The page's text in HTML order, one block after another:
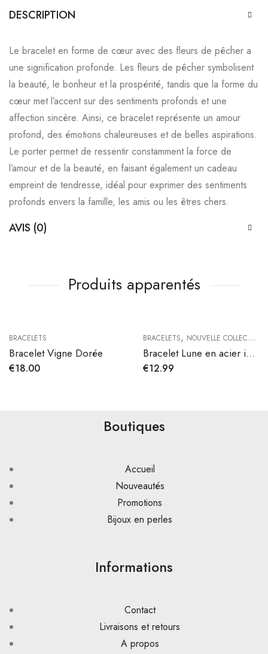
DESCRIPTION
Le bracelet en forme de cœur avec des fleurs de pêcher a
une signification profonde. Les fleurs de pêcher symbolisent
la beauté, le bonheur et la prospérité, tandis que la forme du
cœur met l’accent sur des sentiments profonds et une
affection sincère. Ainsi, ce bracelet représente un amour
profond, des émotions chaleureuses et de belles aspirations.
Le porter permet de ressentir constamment la force de
l’amour et de la beauté, en faisant également un cadeau
empreint de tendresse, idéal pour exprimer des sentiments
profonds envers la famille, les amis ou les êtres chers.
AVIS (0)
Produits apparentés
BRACELETS
Bracelet Vigne Dorée
€18.00
BRACELETS, NOUVELLE COLLECTION
Bracelet Lune en acier inoxydable
€12.99
Boutiques
Accueil
Nouveautés
Promotions
Bijoux en perles
Informations
Contact
Livraisons et retours
A propos